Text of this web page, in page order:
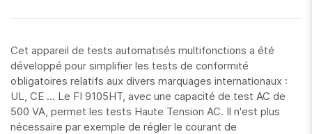
Cet appareil de tests automatisés multifonctions a été
développé pour simplifier les tests de conformité
obligatoires relatifs aux divers marquages internationaux :
UL, CE ... Le FI 9105HT, avec une capacité de test AC de
500 VA, permet les tests Haute Tension AC. Il n'est plus
nécessaire par exemple de régler le courant de